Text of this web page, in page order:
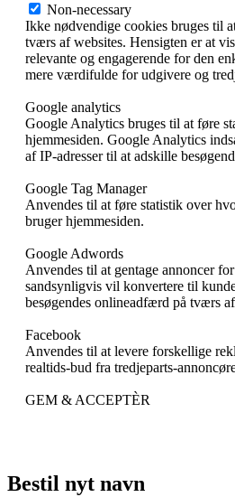
Non-necessary
Ikke nødvendige cookies bruges til
tværs af websites. Hensigten er at
relevante og engagerende for den
mere værdifulde for udgivere og
Google analytics
Google Analytics bruges til at føre
hjemmesiden. Google Analytics
af IP-adresser til at adskille
Google Tag Manager
Anvendes til at føre statistik over
bruger hjemmesiden.
Google Adwords
Anvendes til at gentage annoncer
sandsynligvis vil konvertere til
besøgendes onlineadfærd på tværs
Facebook
Anvendes til at levere forskellige
realtids-bud fra tredjeparts-
GEM & ACCEPTÈR
Bestil nyt navn